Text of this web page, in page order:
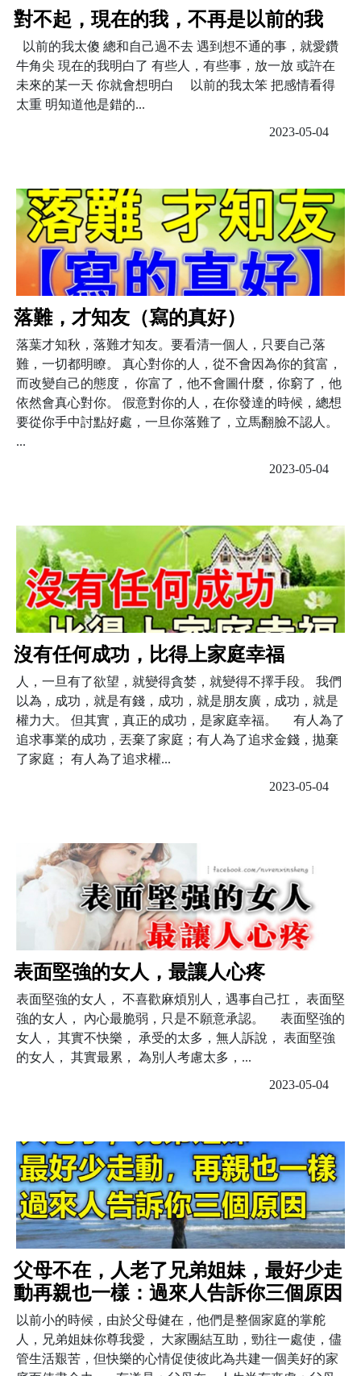
對不起，現在的我，不再是以前的我
以前的我太傻 總和自己過不去 遇到想不通的事，就愛鑽
牛角尖 現在的我明白了 有些人，有些事，放一放 或許在
未來的某一天 你就會想明白 以前的我太笨 把感情看得
太重 明知道他是錯的...
2023-05-04
落難，才知友（寫的真好）
落葉才知秋，落難才知友。要看清一個人，只要自己落
難，一切都明瞭。 真心對你的人，從不會因為你的貧富，
而改變自己的態度， 你富了，他不會圖什麼，你窮了，他
依然會真心對你。 假意對你的人，在你發達的時候，總想
要從你手中討點好處，一旦你落難了，立馬翻臉不認人。
...
2023-05-04
沒有任何成功，比得上家庭幸福
人，一旦有了欲望，就變得貪婪，就變得不擇手段。 我們
以為，成功，就是有錢，成功，就是朋友廣，成功，就是
權力大。 但其實，真正的成功，是家庭幸福。 有人為了
追求事業的成功，丟棄了家庭；有人為了追求金錢，拋棄
了家庭； 有人為了追求權...
2023-05-04
表面堅強的女人，最讓人心疼
表面堅強的女人， 不喜歡麻煩別人，遇事自己扛， 表面堅
強的女人， 內心最脆弱，只是不願意承認。 表面堅強的
女人， 其實不快樂， 承受的太多，無人訴說， 表面堅強
的女人， 其實最累， 為別人考慮太多，...
2023-05-04
父母不在，人老了兄弟姐妹，最好少走
動再親也一樣：過來人告訴你三個原因
以前小的時候，由於父母健在，他們是整個家庭的掌舵
人，兄弟姐妹你尊我愛， 大家團結互助，勁往一處使，儘
管生活艱苦，但快樂的心情促使彼此為共建一個美好的家